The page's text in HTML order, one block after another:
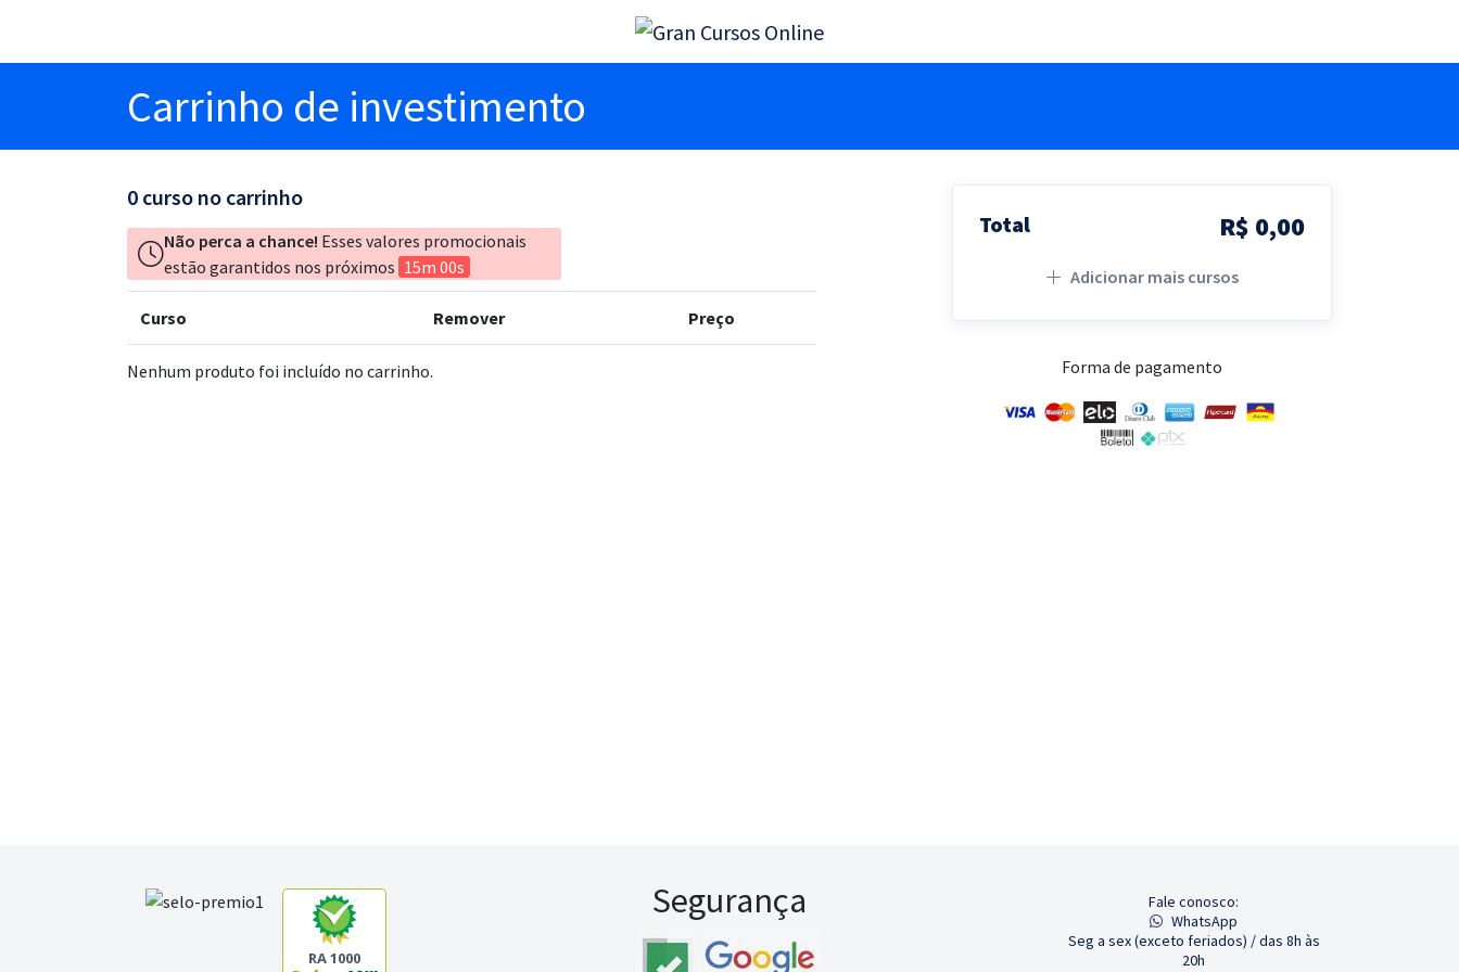
Carrinho de investimento
0 curso no carrinho
Não perca a chance! Esses valores promocionais
estão garantidos nos próximos 15m 00s
Curso Remover Preço
Nenhum produto foi incluído no carrinho.
Total R$ 0,00
Adicionar mais cursos
Forma de pagamento
RA 1000
Segurança
Fale conosco:
WhatsApp
Seg a sex (exceto feriados) / das 8h às
20h